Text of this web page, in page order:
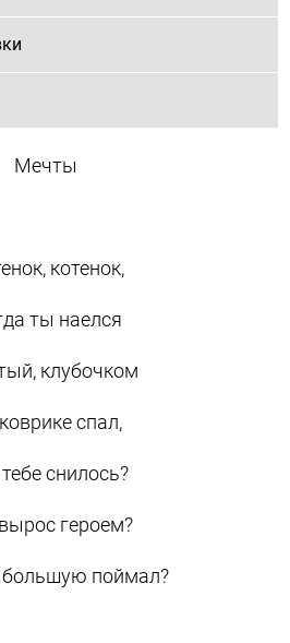
Мечты
котенок,
ты наелся
клубочком
спал,
снилось?
героем?
поймал?